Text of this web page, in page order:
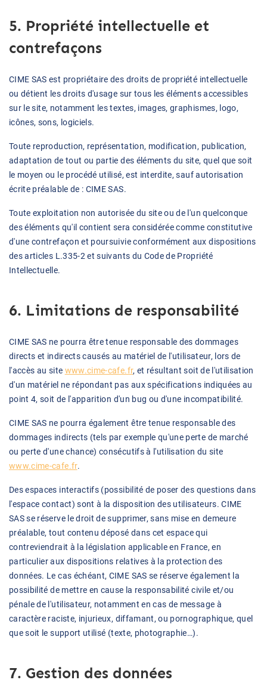
5. Propriété intellectuelle et
contrefaçons
CIME SAS est propriétaire des droits de propriété intellectuelle
ou détient les droits d'usage sur tous les éléments accessibles
sur le site, notamment les textes, images, graphismes, logo,
icônes, sons, logiciels.
Toute reproduction, représentation, modification, publication,
adaptation de tout ou partie des éléments du site, quel que soit
le moyen ou le procédé utilisé, est interdite, sauf autorisation
écrite préalable de : CIME SAS.
Toute exploitation non autorisée du site ou de l'un quelconque
des éléments qu'il contient sera considérée comme constitutive
d'une contrefaçon et poursuivie conformément aux dispositions
des articles L.335-2 et suivants du Code de Propriété
Intellectuelle.
6. Limitations de responsabilité
CIME SAS ne pourra être tenue responsable des dommages
directs et indirects causés au matériel de l'utilisateur, lors de
l'accès au site www.cime-cafe.fr, et résultant soit de l'utilisation
d'un matériel ne répondant pas aux spécifications indiquées au
point 4, soit de l'apparition d'un bug ou d'une incompatibilité.
CIME SAS ne pourra également être tenue responsable des
dommages indirects (tels par exemple qu'une perte de marché
ou perte d'une chance) consécutifs à l'utilisation du site
www.cime-cafe.fr.
Des espaces interactifs (possibilité de poser des questions dans
l'espace contact) sont à la disposition des utilisateurs. CIME
SAS se réserve le droit de supprimer, sans mise en demeure
préalable, tout contenu déposé dans cet espace qui
contreviendrait à la législation applicable en France, en
particulier aux dispositions relatives à la protection des
données. Le cas échéant, CIME SAS se réserve également la
possibilité de mettre en cause la responsabilité civile et/ou
pénale de l'utilisateur, notamment en cas de message à
caractère raciste, injurieux, diffamant, ou pornographique, quel
que soit le support utilisé (texte, photographie…).
7. Gestion des données